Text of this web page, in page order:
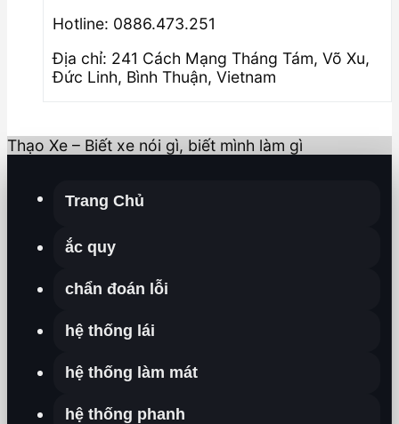
Hotline: 0886.473.251
Địa chỉ: 241 Cách Mạng Tháng Tám, Võ Xu,
Đức Linh, Bình Thuận, Vietnam
Thạo Xe – Biết xe nói gì, biết mình làm gì
Trang Chủ
ắc quy
chẩn đoán lỗi
hệ thống lái
hệ thống làm mát
hệ thống phanh